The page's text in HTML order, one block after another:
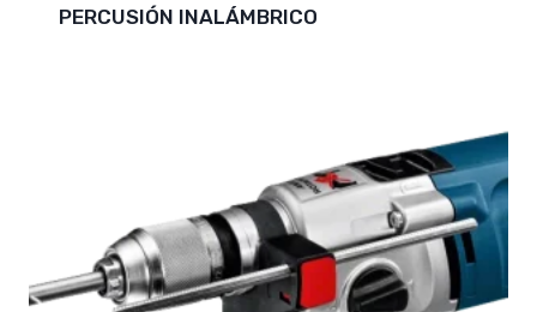
PERCUSIÓN INALÁMBRICO